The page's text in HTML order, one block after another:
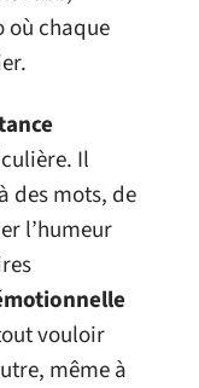
où chaque
Il
des mots, de
l’humeur
vouloir
même à